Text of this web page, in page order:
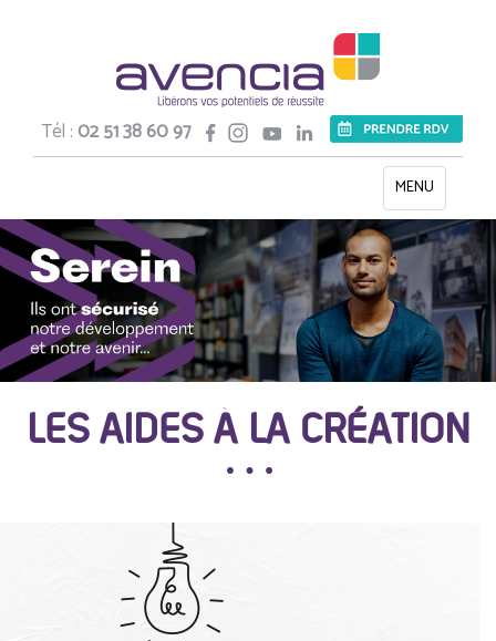
Tél :02 51 38 60 97
Toggle
navigation
MENU
LES AIDES À LA CRÉATION